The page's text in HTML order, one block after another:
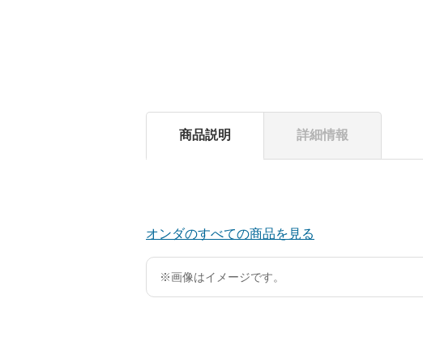
商品説明 詳細情報
オンダのすべての商品を見る
※画像はイメージです。